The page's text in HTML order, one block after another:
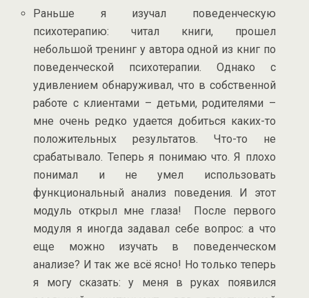
Раньше я изучал поведенческую
психотерапию: читал книги, прошел
небольшой тренинг у автора одной из книг по
поведенческой психотерапии. Однако с
удивлением обнаруживал, что в собственной
работе с клиентами – детьми, родителями –
мне очень редко удается добиться каких-то
положительных результатов. Что-то не
срабатывало. Теперь я понимаю что. Я плохо
понимал и не умел использовать
функциональный анализ поведения. И этот
модуль открыл мне глаза! После первого
модуля я иногда задавал себе вопрос: а что
еще можно изучать в поведенческом
анализе? И так же всё ясно! Но только теперь
я могу сказать: у меня в руках появился